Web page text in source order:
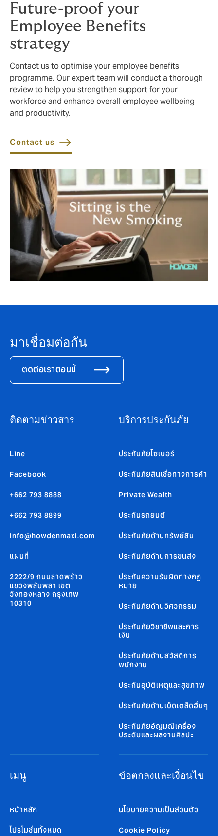
Future-proof your
Employee Benefits
strategy
Contact us to optimise your employee benefits
programme. Our expert team will conduct a thorough
review to help you strengthen support for your
workforce and enhance overall employee wellbeing
and productivity.
Contact us
มาเชื่อมต่อกัน
ติดต่อเราตอนนี้
ติดตามข่าวสาร
Line
Facebook
+662 793 8888
+662 793 8899
info@howdenmaxi.com
แผนที่
2222/9 ถนนลาดพร้าว
แขวงพลับพลา เขต
วังทองหลาง กรุงเทพ
10310
บริการประกันภัย
ประกันภัยไซเบอร์
ประกันภัยสินเชื่อทางการค้า
Private Wealth
ประกันรถยนต์
ประกันภัยด้านทรัพย์สิน
ประกันภัยด้านการขนส่ง
ประกันความรับผิดทางกฏ
หมาย
ประกันภัยด้านวิศวกรรม
ประกันภัยวิชาชีพและการ
เงิน
ประกันภัยด้านสวัสดิการ
พนักงาน
ประกันอุบัติเหตุและสุขภาพ
ประกันภัยด้านเบ็ดเตล็ดอื่นๆ
ประกันภัยอัญมณีเครื่อง
ประดับและผลงานศิลปะ
เมนู
หน้าหลัก
โปรโมชั่นทั้งหมด
ข้อตกลงและเงื่อนไข
นโยบายความเป็นส่วนตัว
Cookie Policy